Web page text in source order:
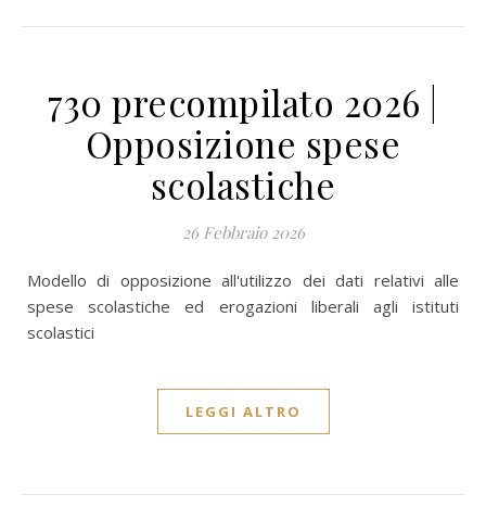
730 precompilato 2026 |
Opposizione spese
scolastiche
26 Febbraio 2026
Modello di opposizione all'utilizzo dei dati relativi alle
spese scolastiche ed erogazioni liberali agli istituti
scolastici
LEGGI ALTRO